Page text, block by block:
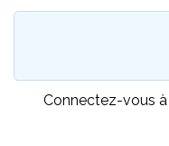
Connectez-vous